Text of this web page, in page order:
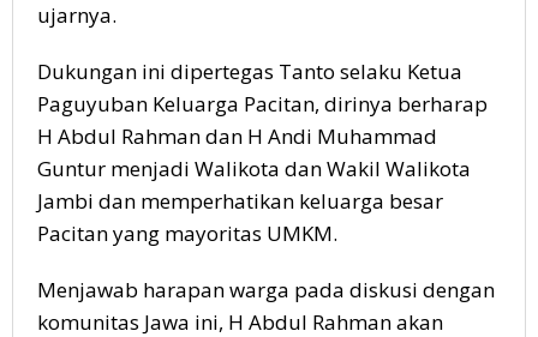
ujarnya.
Dukungan ini dipertegas Tanto selaku Ketua
Paguyuban Keluarga Pacitan, dirinya berharap
H Abdul Rahman dan H Andi Muhammad
Guntur menjadi Walikota dan Wakil Walikota
Jambi dan memperhatikan keluarga besar
Pacitan yang mayoritas UMKM.
Menjawab harapan warga pada diskusi dengan
komunitas Jawa ini, H Abdul Rahman akan